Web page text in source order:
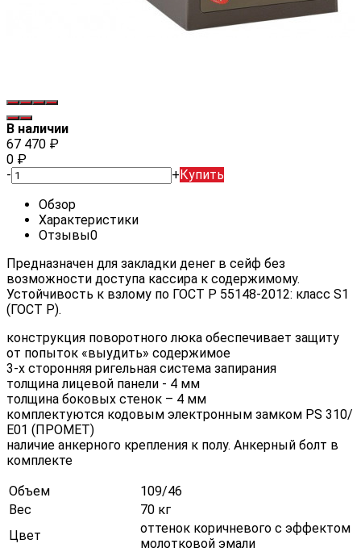
В наличии
67 470 ₽
0 ₽
-
+Купить
Обзор
Характеристики
Отзывы0
Предназначен для закладки денег в сейф без
возможности доступа кассира к содержимому.
Устойчивость к взлому по ГОСТ Р 55148-2012: класс S1
(ГОСТ Р).
конструкция поворотного люка обеспечивает защиту
от попыток «выудить» содержимое
3-х сторонняя ригельная система запирания
толщина лицевой панели - 4 мм
толщина боковых стенок – 4 мм
комплектуются кодовым электронным замком PS 310/
Е01 (ПРОМЕТ)
наличие анкерного крепления к полу. Анкерный болт в
комплекте
Объем
109/46
Вес
70 кг
Цвет
оттенок коричневого с эффектом
молотковой эмали